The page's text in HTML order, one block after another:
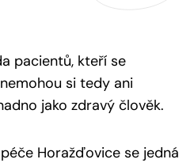
pacientů, kteří se
si tedy ani
jako zdravý člověk.
Horažďovice se jedná